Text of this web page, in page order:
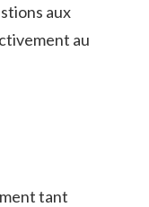
aux⁣
au
tant